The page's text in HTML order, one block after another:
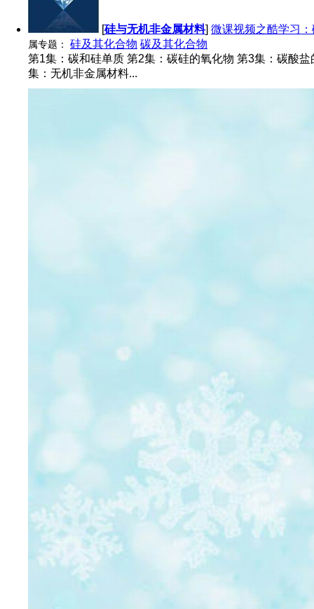
[硅与无机非金属材料] 微课视频之酷学习
属专题： 硅及其化合物 碳及其化合物
第1集：碳和硅单质 第2集：碳硅的氧化物 第3集：碳酸
集：无机非金属材料...